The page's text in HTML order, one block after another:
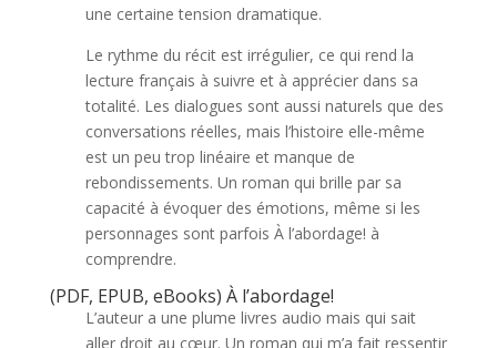
une certaine tension dramatique.
Le rythme du récit est irrégulier, ce qui rend la
lecture français à suivre et à apprécier dans sa
totalité. Les dialogues sont aussi naturels que des
conversations réelles, mais l’histoire elle-même
est un peu trop linéaire et manque de
rebondissements. Un roman qui brille par sa
capacité à évoquer des émotions, même si les
personnages sont parfois À l’abordage! à
comprendre.
(PDF, EPUB, eBooks) À l’abordage!
L’auteur a une plume livres audio mais qui sait
aller droit au cœur. Un roman qui m’a fait ressentir